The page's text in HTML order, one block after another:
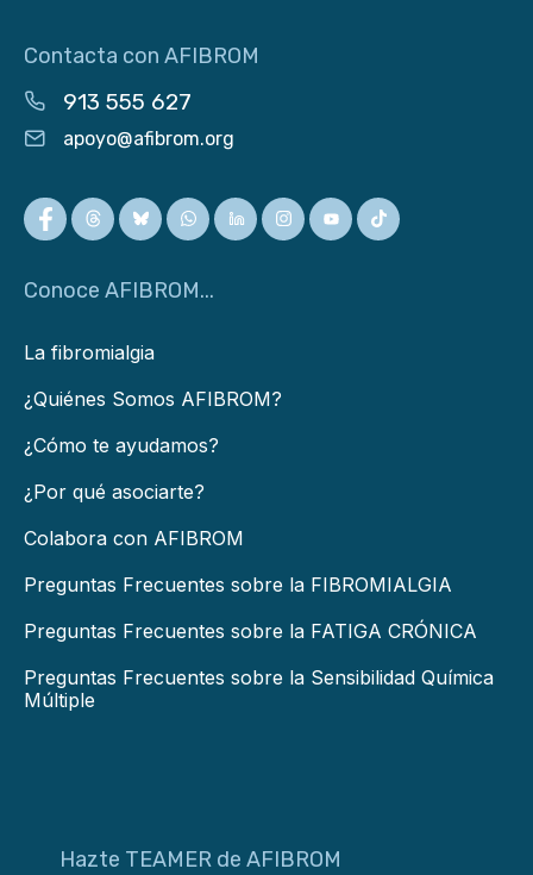
Contacta con AFIBROM
913 555 627
apoyo@afibrom.org
Conoce AFIBROM...
La fibromialgia
¿Quiénes Somos AFIBROM?
¿Cómo te ayudamos?
¿Por qué asociarte?
Colabora con AFIBROM
Preguntas Frecuentes sobre la FIBROMIALGIA
Preguntas Frecuentes sobre la FATIGA CRÓNICA
Preguntas Frecuentes sobre la Sensibilidad Química
Múltiple
Hazte TEAMER de AFIBROM